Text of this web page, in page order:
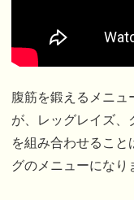
腹筋を鍛えるメニュ
が、レッグレイズ、
を組み合わせること
グのメニューになり